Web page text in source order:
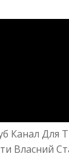
Канал Для
Власний